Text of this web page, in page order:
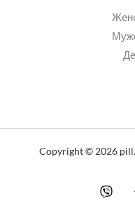
Copyright © 2026